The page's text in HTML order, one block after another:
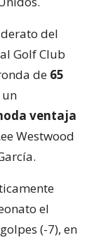
del
Golf Club
de 65
un
ventaja
Westwood
el
(-7), en